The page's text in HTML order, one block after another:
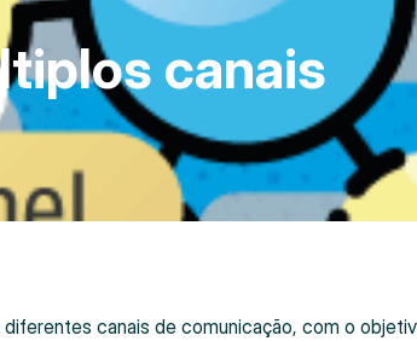
canais
canais de comunicação, com o